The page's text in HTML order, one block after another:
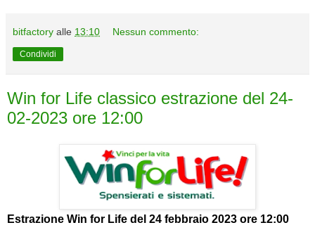
bitfactory alle 13:10 Nessun commento:
Condividi
Win for Life classico estrazione del 24-
02-2023 ore 12:00
Estrazione Win for Life del 24 febbraio 2023 ore 12:00